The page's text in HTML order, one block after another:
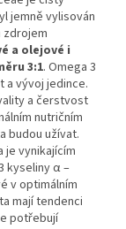
jemně vylisován
zdrojem
a olejové i
3:1. Omega 3
a vývoj jedince.
a čerstvost
nutričním
budou užívat.
je vynikajícím
kyseliny α –
v optimálním
mají tendenci
potřebují